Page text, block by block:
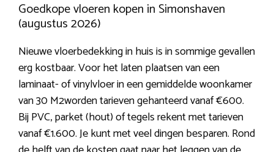
Goedkope vloeren kopen in Simonshaven
(augustus 2026)
Nieuwe vloerbedekking in huis is in sommige gevallen
erg kostbaar. Voor het laten plaatsen van een
laminaat- of vinylvloer in een gemiddelde woonkamer
van 30 M2worden tarieven gehanteerd vanaf €600.
Bij PVC, parket (hout) of tegels rekent met tarieven
vanaf €1.600. Je kunt met veel dingen besparen. Rond